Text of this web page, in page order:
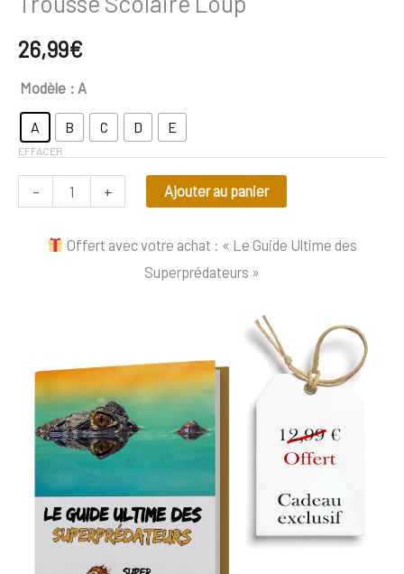
26,99€
Modèle : A
A B C D E
EFFACER
- + Ajouter au panier
Offert avec votre achat : « Le Guide Ultime des
Superprédateurs »